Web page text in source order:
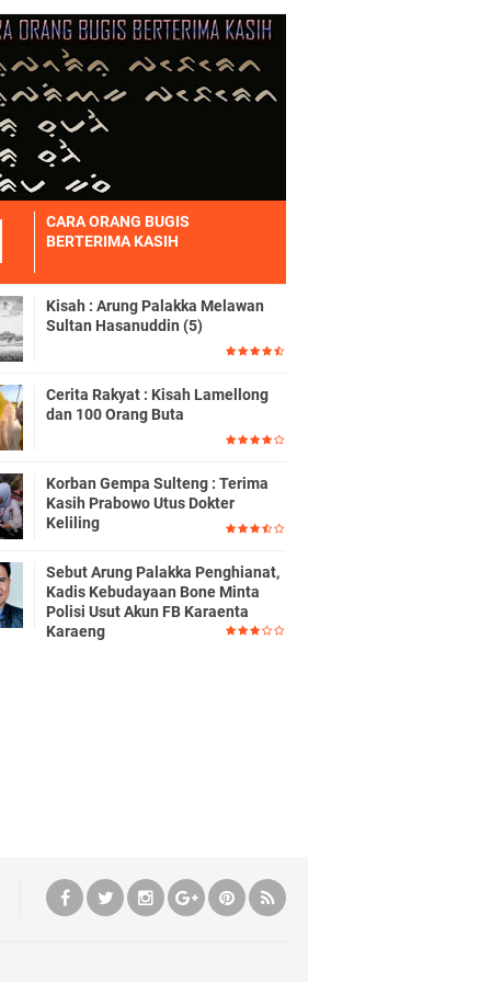
CARA ORANG BUGIS
BERTERIMA KASIH
Kisah : Arung Palakka Melawan
Sultan Hasanuddin (5)
Cerita Rakyat : Kisah Lamellong
dan 100 Orang Buta
Korban Gempa Sulteng : Terima
Kasih Prabowo Utus Dokter
Keliling
Sebut Arung Palakka Penghianat,
Kadis Kebudayaan Bone Minta
Polisi Usut Akun FB Karaenta
Karaeng